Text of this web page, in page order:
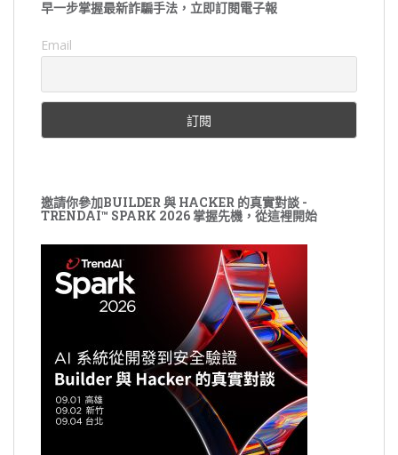
早一步掌握最新詐騙手法，立即訂閱電子報
Email
邀請你參加BUILDER 與 HACKER 的真實對談 -
TRENDAI™ SPARK 2026 掌握先機，從這裡開始